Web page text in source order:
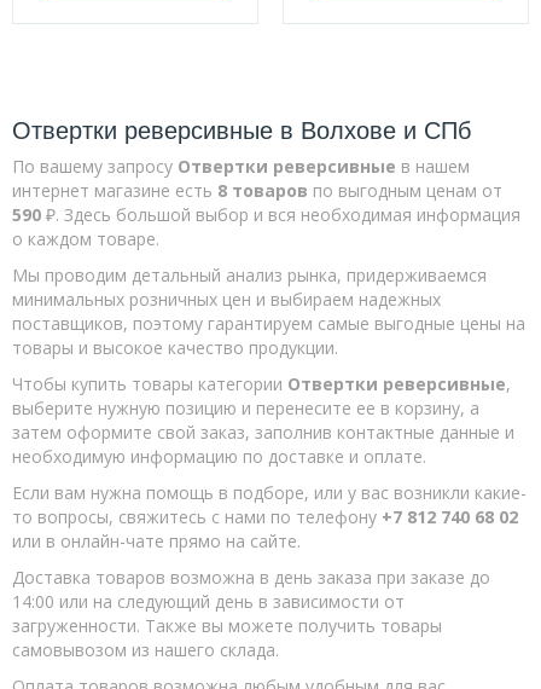
Отвертки реверсивные в Волхове и СПб
По вашему запросу Отвертки реверсивные в нашем
интернет магазине есть 8 товаров по выгодным ценам от
590 ₽. Здесь большой выбор и вся необходимая информация
о каждом товаре.
Мы проводим детальный анализ рынка, придерживаемся
минимальных розничных цен и выбираем надежных
поставщиков, поэтому гарантируем самые выгодные цены на
товары и высокое качество продукции.
Чтобы купить товары категории Отвертки реверсивные,
выберите нужную позицию и перенесите ее в корзину, а
затем оформите свой заказ, заполнив контактные данные и
необходимую информацию по доставке и оплате.
Если вам нужна помощь в подборе, или у вас возникли какие-
то вопросы, свяжитесь с нами по телефону +7 812 740 68 02
или в онлайн-чате прямо на сайте.
Доставка товаров возможна в день заказа при заказе до
14:00 или на следующий день в зависимости от
загруженности. Также вы можете получить товары
самовывозом из нашего склада.